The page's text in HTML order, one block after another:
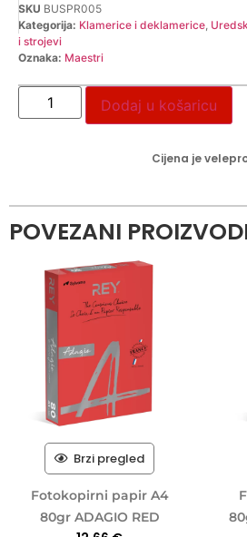
SKU BUSPR005
Kategorija: Klamerice i deklamerice
i strojevi
Oznaka: Maestri
Dodaj u košaricu
Cijena je
POVEZANI
Brzi pregled
Fotokopirni papir A4
80gr ADAGIO RED